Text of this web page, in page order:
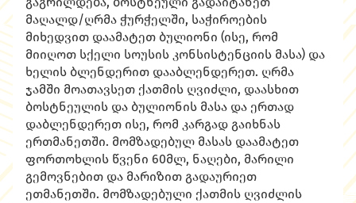
მაღალდ/ღრმა ჭურჭელში, საჭიროების
მიხედვით დაამატეთ ბულიონი (ისე, რომ
მიიღოთ სქელი სოუსის კონსისტენციის მასა) და
ხელის ბლენდერით დააბლენდერეთ. ღრმა
ჯამში მოათავსეთ ქათმის ღვიძლი, დაასხით
ბოსტნეულის და ბულიონის მასა და ერთად
დაბლენდერეთ ისე, რომ კარგად გაიხნას
ერთმანეთში. მომზადებულ მასას დაამატეთ
ფორთოხლის წვენი 60მლ, ნაღები, მარილი
გემოვნებით და მარიზით გადაურიეთ
ეთმანეთში. მომზადებული ქათმის ღვიძლის